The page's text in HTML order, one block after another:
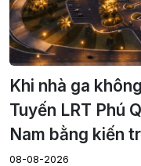
Khi nhà ga
Tuyến LRT Phú
Nam bằng kiến
08-08-2026